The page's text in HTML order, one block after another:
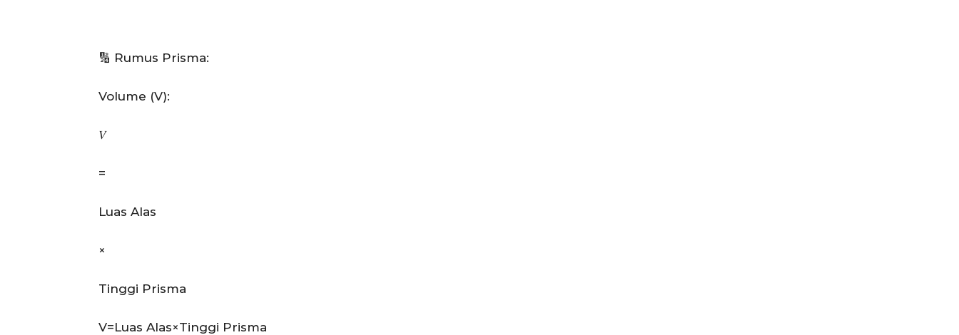
🔢 Rumus Prisma:
Volume (V):
𝑉
=
Luas Alas
×
Tinggi Prisma
V=Luas Alas×Tinggi Prisma